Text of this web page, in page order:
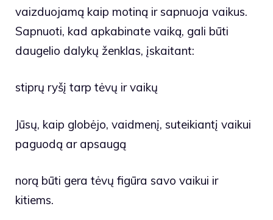
vaizduojamą kaip motiną ir sapnuoja vaikus.
Sapnuoti, kad apkabinate vaiką, gali būti
daugelio dalykų ženklas, įskaitant:
stiprų ryšį tarp tėvų ir vaikų
Jūsų, kaip globėjo, vaidmenį, suteikiantį vaikui
paguodą ar apsaugą
norą būti gera tėvų figūra savo vaikui ir
kitiems.